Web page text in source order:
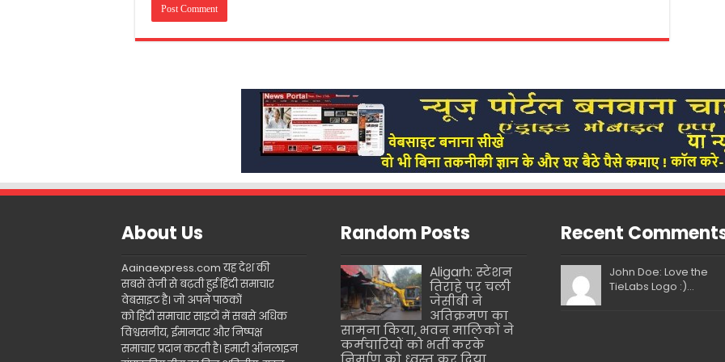
About Us
Aainaexpress.com यह देश की
सबसे तेजी से बढ़ती हुई हिंदी समाचार
वेबसाइट है। जो अपने पाठकों
को हिंदी समाचार साइटों में सबसे अधिक
विश्वसनीय, ईमानदार और निष्पक्ष
समाचार प्रदान करती है। हमारी ऑनलाइन
Random Posts
Aligarh: स्टेशन
तिराहे पर चली
जेसीबी ने
अतिक्रमण का
सामना किया, भवन मालिकों ने
कर्मचारियों को भर्ती करके
Recent
John Doe: Love the
TieLabs Logo :)...